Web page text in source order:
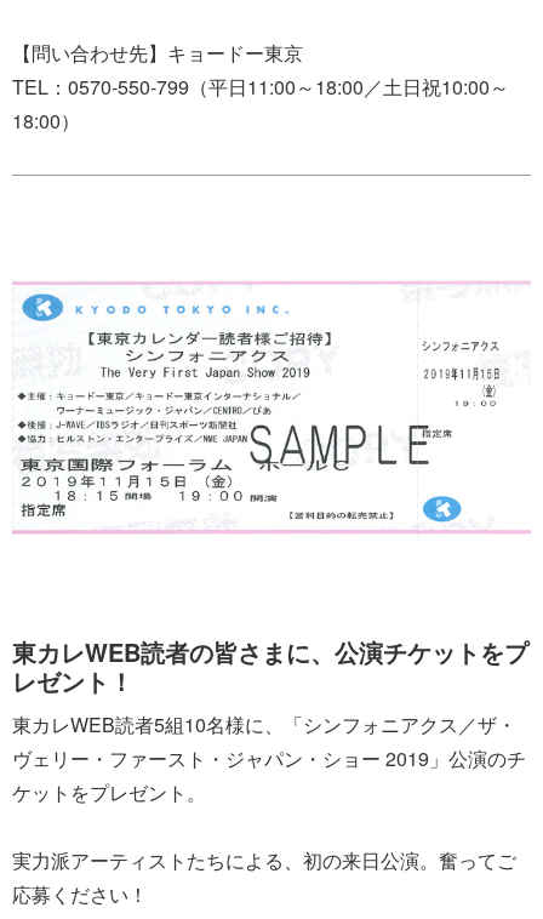
【問い合わせ先】キョードー東京
TEL：0570-550-799（平日11:00～18:00／土日祝10:00～
18:00）
東カレWEB読者の皆さまに、公演チケットをプ
レゼント！
東カレWEB読者5組10名様に、「シンフォニアクス／ザ・
ヴェリー・ファースト・ジャパン・ショー 2019」公演のチ
ケットをプレゼント。
実力派アーティストたちによる、初の来日公演。奮ってご
応募ください！